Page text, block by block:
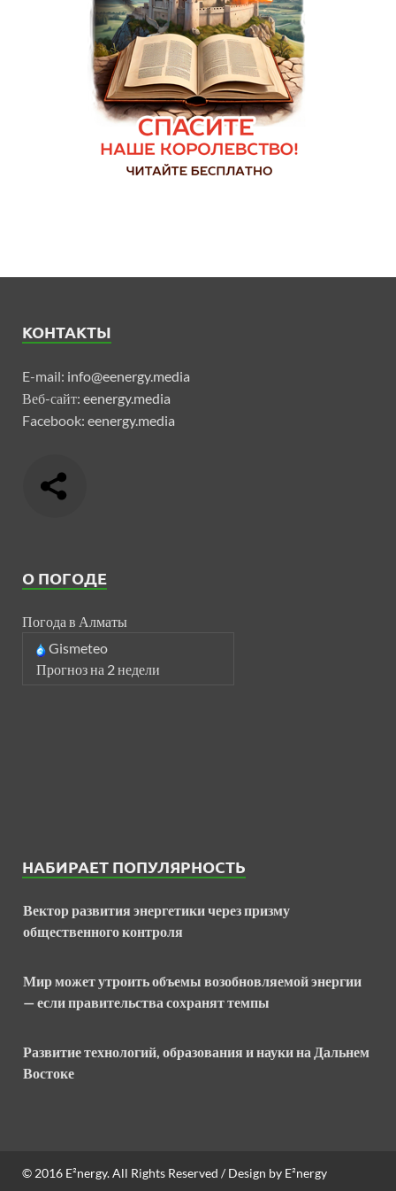
КОНТАКТЫ
E-mail: info@eenergy.media
Веб-сайт: eenergy.media
Facebook: eenergy.media
О ПОГОДЕ
Погода в Алматы
Gismeteo
Прогноз на 2 недели
НАБИРАЕТ ПОПУЛЯРНОСТЬ
Вектор развития энергетики через призму
общественного контроля
Мир может утроить объемы возобновляемой энергии
— если правительства сохранят темпы
Развитие технологий, образования и науки на Дальнем
Востоке
© 2016 E²nergy. All Rights Reserved / Design by E²nergy